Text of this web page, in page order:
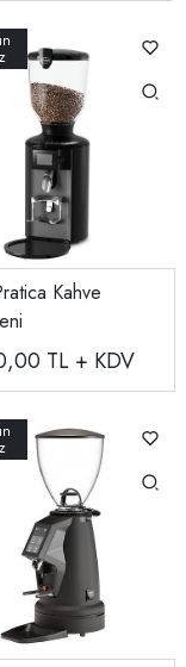
Kahve
TL + KDV